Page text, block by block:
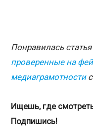
Понравилась
проверенные на
медиаграмотности
Ищешь, где
Подпишись!